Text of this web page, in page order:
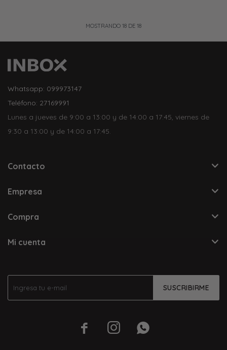
MOSTRANDO 18 DE 18
SUSCRIBIRME
  
Whatsapp: 099973147
Teléfono: 27169991
Lunes a jueves de 9:00 a 13:00 y de 14:00 a 17:45, viernes de
9:30 a 13:00 y de 14:00 a 17:45.
Contacto
Empresa
Compra
Mi cuenta